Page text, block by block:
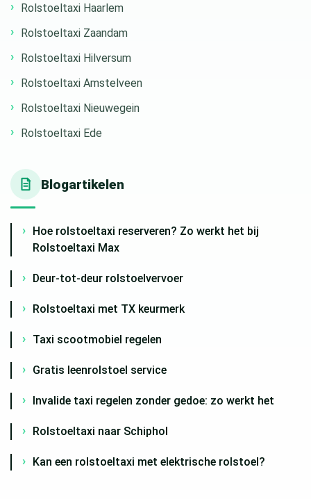
Rolstoeltaxi Haarlem
Rolstoeltaxi Zaandam
Rolstoeltaxi Hilversum
Rolstoeltaxi Amstelveen
Rolstoeltaxi Nieuwegein
Rolstoeltaxi Ede
Blogartikelen
Hoe rolstoeltaxi reserveren? Zo werkt het bij
Rolstoeltaxi Max
Deur-tot-deur rolstoelvervoer
Rolstoeltaxi met TX keurmerk
Taxi scootmobiel regelen
Gratis leenrolstoel service
Invalide taxi regelen zonder gedoe: zo werkt het
Rolstoeltaxi naar Schiphol
Kan een rolstoeltaxi met elektrische rolstoel?